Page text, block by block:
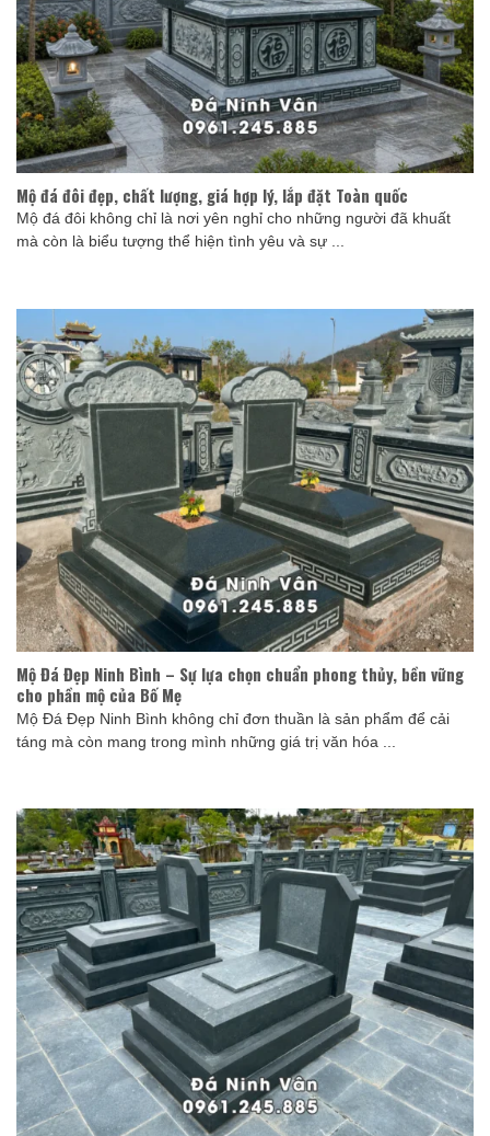
Mộ đá đôi đẹp, chất lượng, giá hợp lý, lắp đặt Toàn quốc
Mộ đá đôi không chỉ là nơi yên nghỉ cho những người đã khuất
mà còn là biểu tượng thể hiện tình yêu và sự ...
Mộ Đá Đẹp Ninh Bình – Sự lựa chọn chuẩn phong thủy, bền vững
cho phần mộ của Bố Mẹ
Mộ Đá Đẹp Ninh Bình không chỉ đơn thuần là sản phẩm để cải
táng mà còn mang trong mình những giá trị văn hóa ...